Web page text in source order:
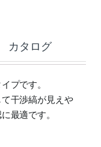
カタログ
プです。
干渉縞が見えや
最適です。